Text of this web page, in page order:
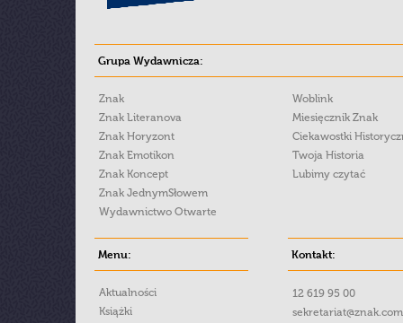
Grupa Wydawnicza:
Znak
Znak Literanova
Znak Horyzont
Znak Emotikon
Znak Koncept
Znak JednymSłowem
Wydawnictwo Otwarte
Woblink
Miesięcznik Znak
Ciekawostki
Twoja Historia
Lubimy czytać
Menu:
Aktualności
Książki
Kontakt:
12 619 95 00